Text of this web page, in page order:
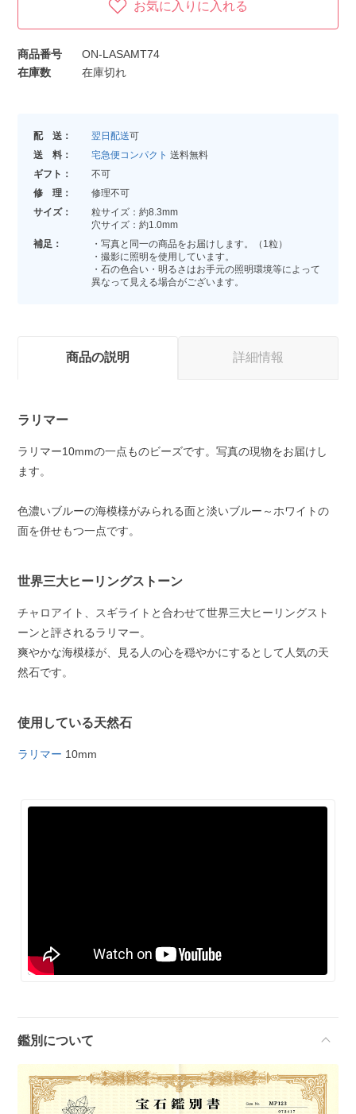
お気に入りに入れる
商品番号
ON-LASAMT74
在庫数
在庫切れ
配 送： 翌日配送可
送 料：
宅急便コンパクト 送料無料
ギフト：
不可
修 理：
修理不可
サイズ：
粒サイズ：約8.3mm
穴サイズ：約1.0mm
補足：
・写真と同一の商品をお届けします。（1粒）
・撮影に照明を使用しています。
・石の色合い・明るさはお手元の照明環境等によって
異なって見える場合がございます。
商品の説明 詳細情報
ラリマー
ラリマー10mmの一点ものビーズです。写真の現物をお届けし
ます。
色濃いブルーの海模様がみられる面と淡いブルー～ホワイトの
面を併せもつ一点です。
世界三大ヒーリングストーン
チャロアイト、スギライトと合わせて世界三大ヒーリングスト
ーンと評されるラリマー。
爽やかな海模様が、見る人の心を穏やかにするとして人気の天
然石です。
使用している天然石
ラリマー 10mm
鑑別について